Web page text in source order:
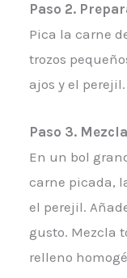
Paso 2.
Pica la carne
trozos
ajos y el perejil.
Paso 3.
En un bol
carne picada,
el perejil.
gusto. Mezcla
relleno